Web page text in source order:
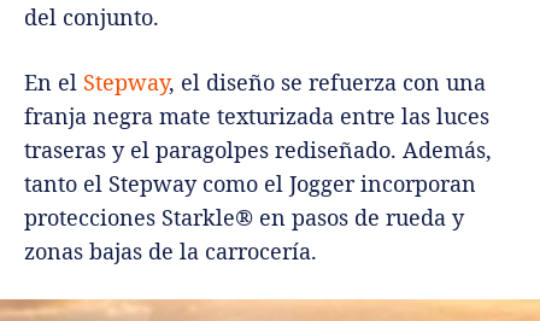
del conjunto.
En el Stepway, el diseño se refuerza con una
franja negra mate texturizada entre las luces
traseras y el paragolpes rediseñado. Además,
tanto el Stepway como el Jogger incorporan
protecciones Starkle® en pasos de rueda y
zonas bajas de la carrocería.